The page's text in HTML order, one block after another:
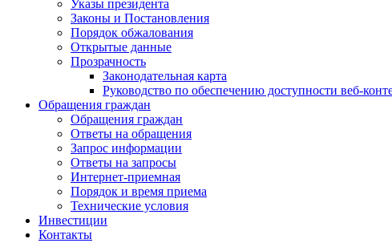
Указы президента
Законы и Постановления
Порядок обжалования
Открытые данные
Прозрачность
Законодательная карта
Руководство по обеспечению доступности веб-
Обращения граждан
Обращения граждан
Ответы на обращения
Запрос информации
Ответы на запросы
Интернет-приемная
Порядок и время приема
Технические условия
Инвестиции
Контакты